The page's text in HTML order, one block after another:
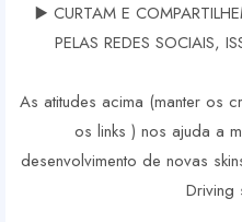
▶️ CURTAM E
PELAS REDES SOCIAIS,
As atitudes acima (manter os
os links ) nos ajuda a
desenvolvimento de novas
Driving